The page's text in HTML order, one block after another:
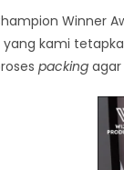
Winner
kami
packing